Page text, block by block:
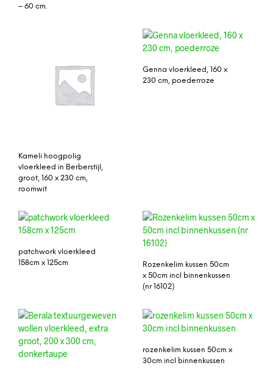
– 60 cm.
Kameli hoogpolig
vloerkleed in Berberstijl,
groot, 160 x 230 cm,
roomwit
Genna vloerkleed, 160 x
230 cm, poederroze
patchwork vloerkleed
158cm x 125cm
Rozenkelim kussen 50cm
x 50cm incl binnenkussen
(nr 16102)
rozenkelim kussen 50cm x
30cm incl binnenkussen